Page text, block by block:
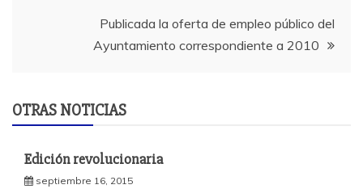
entradasPublicada la oferta de empleo público del
Ayuntamiento correspondiente a 2010
OTRAS NOTICIAS
Edición revolucionaria
septiembre 16, 2015